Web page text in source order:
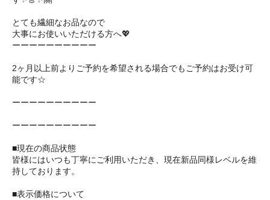
とても繊細なお品なので
大事にお使いいただける方へ💖
ーーーーーーーーーー
2ヶ月以上前よりご予約を希望される場合でもご予約はお受け可
能です☆
ーーーーーーーーーー
ーーーーーーーーーー
■現在の商品状態
皆様にはいつも丁寧にご利用いただき、現在新品同様レベルを維
持しております。
■表示価格について